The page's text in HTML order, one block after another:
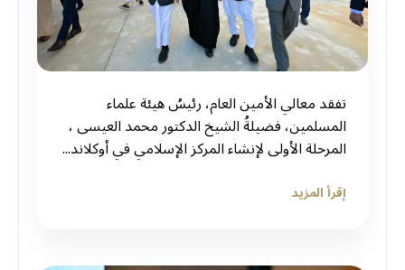
‏تفقد معالي الأمين العام، رئيسُ هيئة علماء
المسلمين، فضيلةُ الشيخ الدكتور محمد العيسى‬⁩ ‬⁩،
المرحلة الأولى لإنشاء المركز الإسلامي في أوكلاند...
إقرأ المزيد